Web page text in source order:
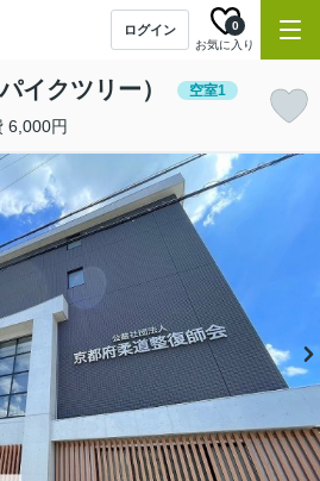
ログイン
お気に入り
0
イクツリー） 空室1
6,000円